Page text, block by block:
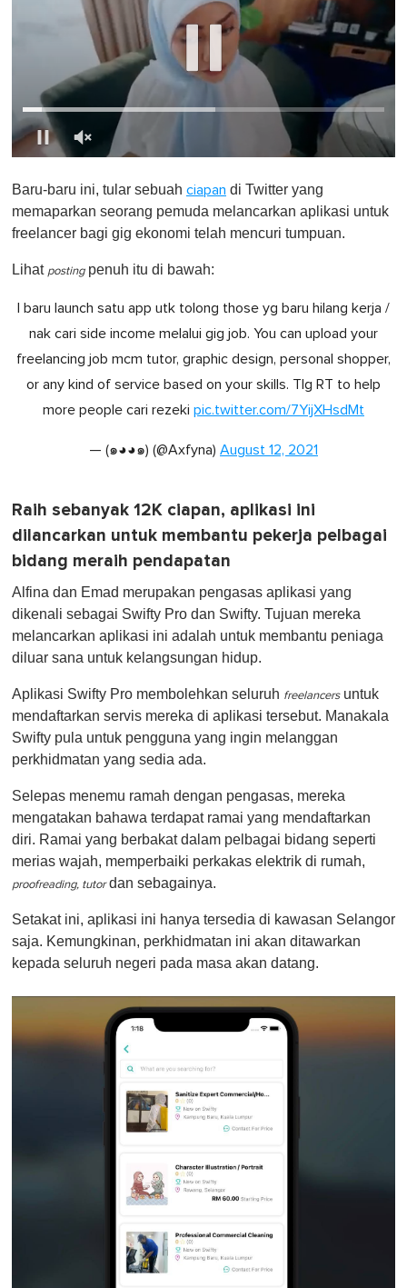
f
1
i
u
Baru-baru ini, tular sebuah ciapan di Twitter yang
memaparkan seorang pemuda melancarkan aplikasi untuk
freelancer bagi gig ekonomi telah mencuri tumpuan.
Lihat postingpenuh itu di bawah:
I baru launch satu app utk tolong those yg baru hilang kerja /
nak cari side income melalui gig job. You can upload your
freelancing job mcm tutor, graphic design, personal shopper,
or any kind of service based on your skills. Tlg RT to help
more people cari rezeki pic.twitter.com/7YijXHsdMt
— (๑◕◕๑) (@Axfyna) August 12, 2021
Raih sebanyak 12K ciapan, aplikasi ini
dilancarkan untuk membantu pekerja pelbagai
bidang meraih pendapatan
Alfina dan Emad merupakan pengasas aplikasi yang
dikenali sebagai Swifty Pro dan Swifty. Tujuan mereka
melancarkan aplikasi ini adalah untuk membantu peniaga
diluar sana untuk kelangsungan hidup.
Aplikasi Swifty Pro membolehkan seluruh freelancersuntuk
mendaftarkan servis mereka di aplikasi tersebut. Manakala
Swifty pula untuk pengguna yang ingin melanggan
perkhidmatan yang sedia ada.
Selepas menemu ramah dengan pengasas, mereka
mengatakan bahawa terdapat ramai yang mendaftarkan
diri. Ramai yang berbakat dalam pelbagai bidang seperti
merias wajah, memperbaiki perkakas elektrik di rumah,
proofreading, tutordan sebagainya.
Setakat ini, aplikasi ini hanya tersedia di kawasan Selangor
saja. Kemungkinan, perkhidmatan ini akan ditawarkan
kepada seluruh negeri pada masa akan datang.